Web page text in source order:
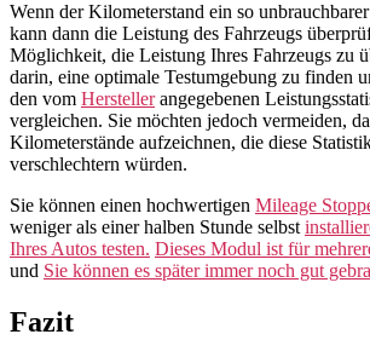
Wenn der Kilometerstand ein so
kann dann die Leistung des Fahrzeugs
Möglichkeit, die Leistung Ihres Fahrzeugs zu
darin, eine optimale Testumgebung zu finden
den vom Herstellerangegebenen
vergleichen. Sie möchten jedoch vermeiden,
Kilometerstände aufzeichnen, die diese
verschlechtern würden.
Sie können einen hochwertigen Mileage
weniger als einer halben Stunde selbst
Ihres Autos testen. Dieses Modul ist für
und Sie können es später immer noch gut
Fazit